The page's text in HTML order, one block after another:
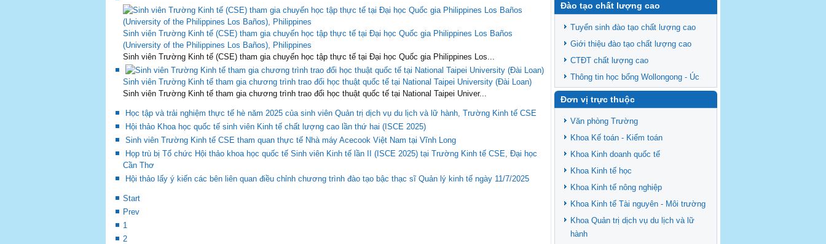
Sinh viên Trường Kinh tế (CSE) tham gia chuyến học tập thực tế tại Đại học Quốc gia Philippines Los Baños
(University of the Philippines Los Baños), Philippines
Sinh viên Trường Kinh tế (CSE) tham gia chuyến học tập thực tế tại Đại học Quốc gia Philippines Los...
Sinh viên Trường Kinh tế tham gia chương trình trao đổi học thuật quốc tế tại National Taipei University (Đài Loan)
Sinh viên Trường Kinh tế tham gia chương trình trao đổi học thuật quốc tế tại National Taipei Univer...
Học tập và trải nghiệm thực tế hè năm 2025 của sinh viên Quản trị dịch vụ du lịch và lữ hành, Trường Kinh tế CSE
Hội thảo Khoa học quốc tế sinh viên Kinh tế chất lượng cao lần thứ hai (ISCE 2025)
Sinh viên Trường Kinh tế CSE tham quan thực tế Nhà máy Acecook Việt Nam tại Vĩnh Long
Họp trù bị Tổ chức Hội thảo khoa học quốc tế Sinh viên Kinh tế lần II (ISCE 2025) tại Trường Kinh tế CSE, Đại học
Cần Thơ
Hội thảo lấy ý kiến các bên liên quan điều chỉnh chương trình đào tạo bậc thạc sĩ Quản lý kinh tế ngày 11/7/2025
Start
Prev
1
2
Đào tạo chất lượng cao
Tuyển sinh đào tạo chất lượng cao
Giới thiệu đào tạo chất lượng cao
CTĐT chất lượng cao
Thông tin học bổng Wollongong - Úc
Đơn vị trực thuộc
Văn phòng Trường
Khoa Kế toán - Kiểm toán
Khoa Kinh doanh quốc tế
Khoa Kinh tế học
Khoa Kinh tế nông nghiệp
Khoa Kinh tế Tài nguyên - Môi trường
Khoa Quản trị dịch vụ du lịch và lữ
hành